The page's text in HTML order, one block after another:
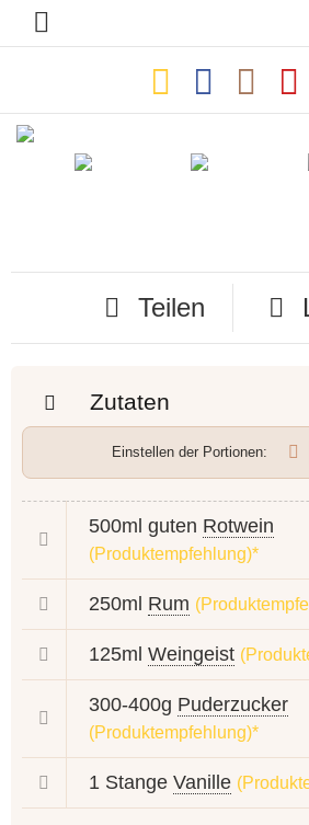
Teilen
Zutaten
Einstellen der Portionen:
500ml guten Rotwein
(Produktempfehlung)*
250ml Rum
125ml Weingeist
300-400g Puderzucker
(Produktempfehlung)*
1 Stange Vanille